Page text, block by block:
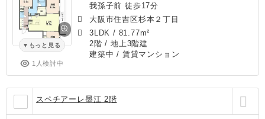
もっと見る
1人検討中
我孫子前 徒歩17分
大阪市住吉区杉本２丁目
3LDK / 81.77m²
2階 / 地上3階建
建築中 / 賃貸マンション
スペチアーレ墨江 2階